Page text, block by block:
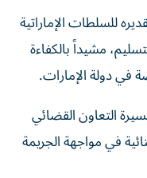
للسلطات الإماراتية
مشيداً بالكفاءة
في دولة الإمارات.
التعاون القضائي
في مواجهة الجريمة